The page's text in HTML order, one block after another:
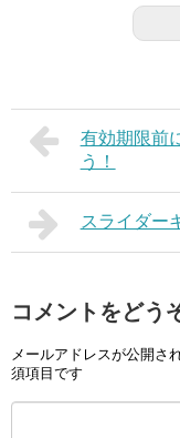
有効期限前
う！
スライダー
コメントをどう
メールアドレスが公開さ
須項目です